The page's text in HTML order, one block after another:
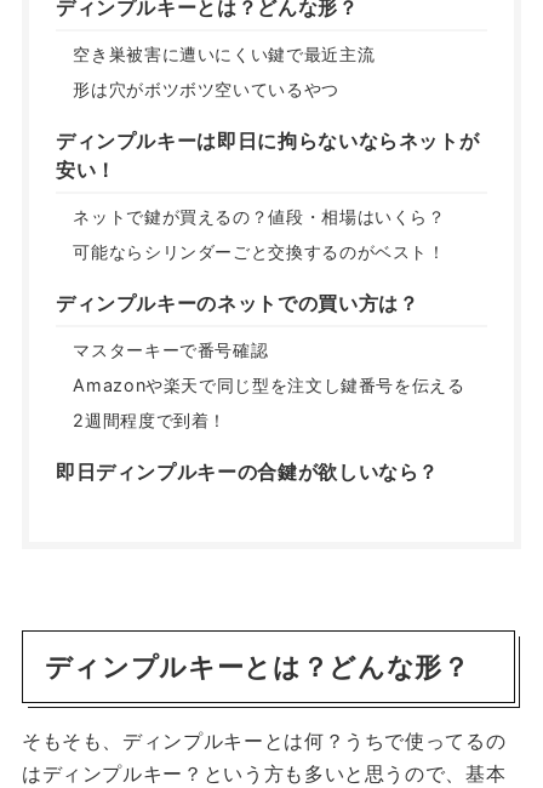
ディンプルキーとは？どんな形？
空き巣被害に遭いにくい鍵で最近主流
形は穴がボツボツ空いているやつ
ディンプルキーは即日に拘らないならネットが
安い！
ネットで鍵が買えるの？値段・相場はいくら？
可能ならシリンダーごと交換するのがベスト！
ディンプルキーのネットでの買い方は？
マスターキーで番号確認
Amazonや楽天で同じ型を注文し鍵番号を伝える
2週間程度で到着！
即日ディンプルキーの合鍵が欲しいなら？
ディンプルキーとは？どんな形？
そもそも、ディンプルキーとは何？うちで使ってるの
はディンプルキー？という方も多いと思うので、基本